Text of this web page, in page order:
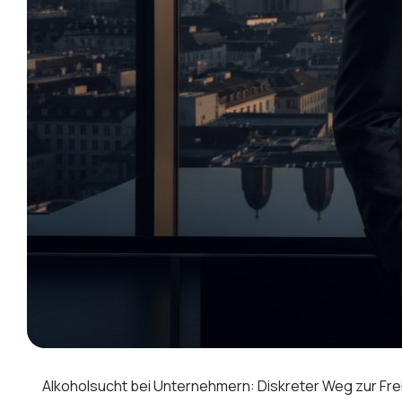
Alkoholsucht bei Unternehmern: Diskreter Weg zur